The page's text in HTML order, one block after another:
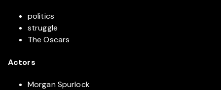
politics
struggle
The Oscars
Actors
Morgan Spurlock